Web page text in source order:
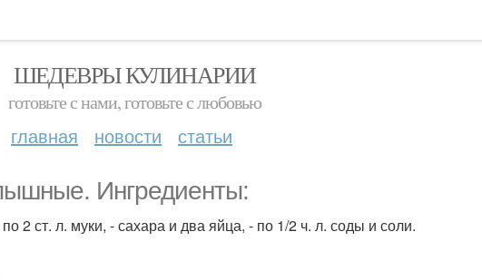
ШЕДЕВРЫ КУЛИНАРИИ
готовьте с нами, готовьте с любовью
главная новости статьи
Ингредиенты:
по 2 ст. л. муки, - сахара и два яйца, - по 1/2 ч. л. соды и соли.